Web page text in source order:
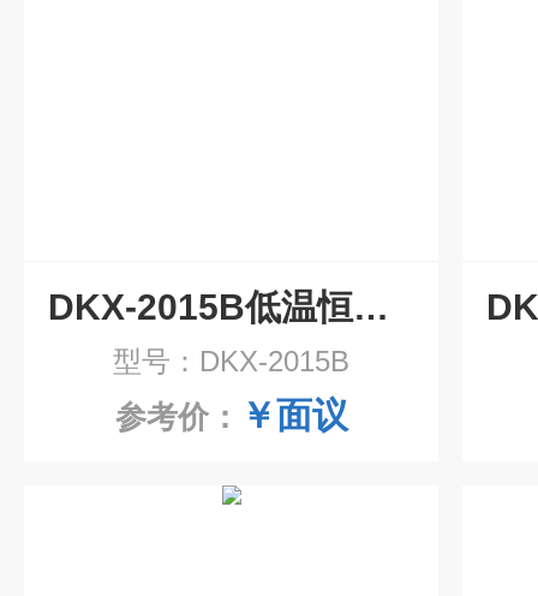
DKX-2015B低温恒温循环槽
型号：DKX-2015B
参考价： ￥面议